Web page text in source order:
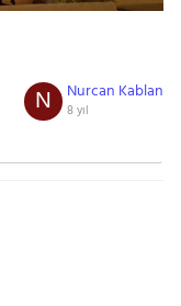
Nurcan Kablan
8 yıl
N